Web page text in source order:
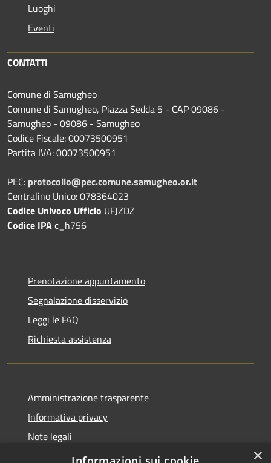
Luoghi
Eventi
CONTATTI
Comune di Samugheo
Comune di Samugheo, Piazza Sedda 5 - CAP 09086 -
Samugheo - 09086 - Samugheo
Codice Fiscale: 00073500951
Partita IVA: 00073500951
PEC: protocollo@pec.comune.samugheo.or.it
Centralino Unico: 078364023
Codice Univoco Ufficio UFJZDZ
Codice IPAc_h756
Prenotazione appuntamento
Segnalazione disservizio
Leggi le FAQ
Richiesta assistenza
Amministrazione trasparente
Informativa privacy
Note legali
Dichiarazione di accessibilità
×